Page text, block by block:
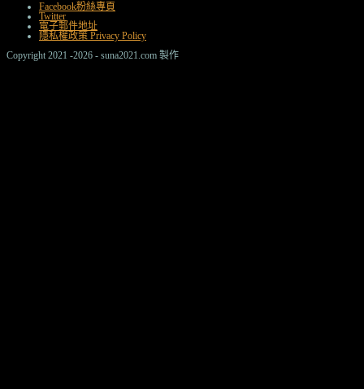
Facebook粉絲專頁
Twitter
電子郵件地址
隱私權政策 Privacy Policy
Copyright 2021 -2026 - suna2021.com 製作